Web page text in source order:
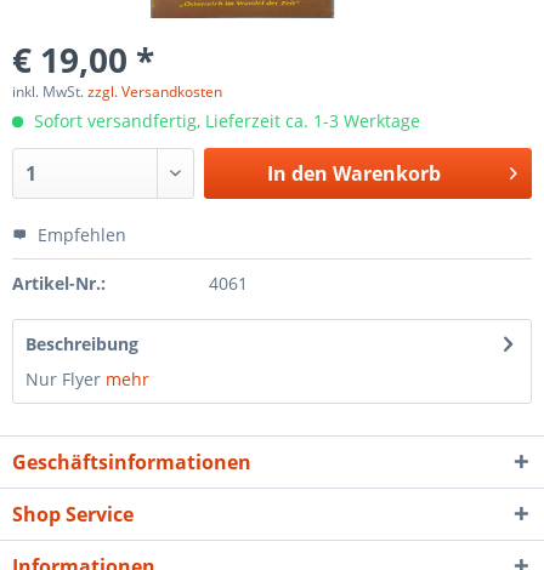
€ 19,00 *
inkl. MwSt.zzgl. Versandkosten
Sofort versandfertig, Lieferzeit ca. 1-3 Werktage
In den Warenkorb
Empfehlen
Artikel-Nr.: 4061
Beschreibung
Nur Flyer mehr
Geschäftsinformationen
Shop Service